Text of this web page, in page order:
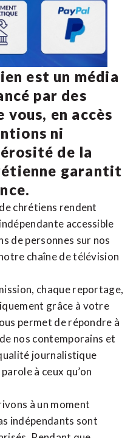
est un média
par des
vous, en accès
ni
de la
garantit
chrétiens rendent
accessible
de personnes sur nos
chaîne de télévision
chaque reportage,
grâce à votre
permet de répondre à
nos contemporains et
journalistique
à ceux qu’on
à un moment
indépendants sont